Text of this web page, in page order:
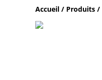
Accueil / Produits /